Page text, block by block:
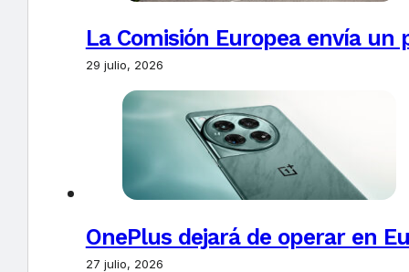
La Comisión Europea envía un
29 julio, 2026
OnePlus dejará de operar en
27 julio, 2026